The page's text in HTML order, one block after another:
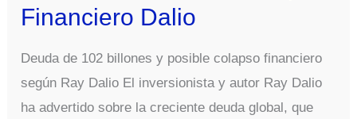
Financiero Dalio
Deuda de 102 billones y posible colapso financiero
según Ray Dalio El inversionista y autor Ray Dalio
ha advertido sobre la creciente deuda global, que